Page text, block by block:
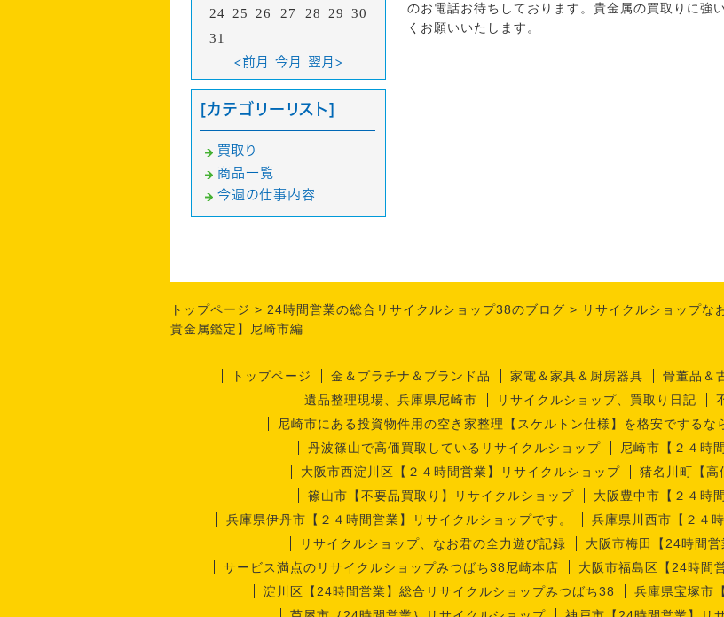
のお電話お待ちしております。貴金属の買取りに強
くお願いいたします。
24
25 26 27 28 29
30
31
<前月 今月 翌月>
[カテゴリーリスト]
買取り
商品一覧
今週の仕事内容
トップページ 24時間営業の総合リサイクルショップ38のブログ
リサイクルショップな
貴金属鑑定】尼崎市編
トップページ 金＆プラチナ＆ブランド品 家電＆家具＆厨房器具 骨董品＆
遺品整理現場、兵庫県尼崎市
リサイクルショップ、買取り日記
尼崎市にある投資物件用の空き家整理【スケルトン仕様】を格安でするな
丹波篠山で高価買取しているリサイクルショップ
尼崎市【２４時
大阪市西淀川区【２４時間営業】リサイクルショップ
猪名川町【高
篠山市【不要品買取り】リサイクルショップ
大阪豊中市【２４時
兵庫県伊丹市【２４時間営業】リサイクルショップです。
兵庫県川西市【２４
リサイクルショップ、なお君の全力遊び記録
大阪市梅田【24時間
サービス満点のリサイクルショップみつばち38尼崎本店
大阪市福島区【24時間
淀川区【24時間営業】総合リサイクルショップみつばち38
兵庫県宝塚市